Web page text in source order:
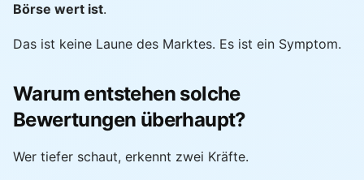
Börse wert ist.
Das ist keine Laune des Marktes. Es ist ein Symptom.
Warum entstehen solche
Bewertungen überhaupt?
Wer tiefer schaut, erkennt zwei Kräfte.